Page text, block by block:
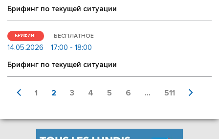
Брифинг по текущей ситуации
БРИФИНГ БЕСПЛАТНОЕ
14.05.2026
17:00 - 18:00
Брифинг по текущей ситуации
1 2 3 4 5 6 ... 511